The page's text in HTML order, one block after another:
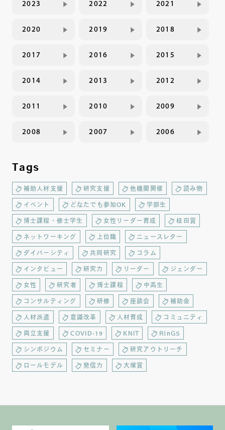
2023 2022 2021
2020 2019 2018
2017 2016 2015
2014 2013 2012
2011 2010 2009
2008 2007 2006
Tags
補助人材支援 研究支援 他機関開催 読み物
イベント どなたでも参加OK 学部生
博士課程・修士学生 女性リーダー育成 桂田賞
ネットワーキング 上位職 ニュースレター
ダイバーシティ 共同研究 コラム
インタビュー 研究力 リーダー ジェンダー
女性 研究者 博士課程 中高生
コンサルティング 研修 座談会 補助金
人材派遣 意識改革 人材育成 コミュニティ
両立支援 COVID-19 KNIT RinGS
シンポジウム セミナー 研究アウトリーチ
ロールモデル 発信力 大塚賞